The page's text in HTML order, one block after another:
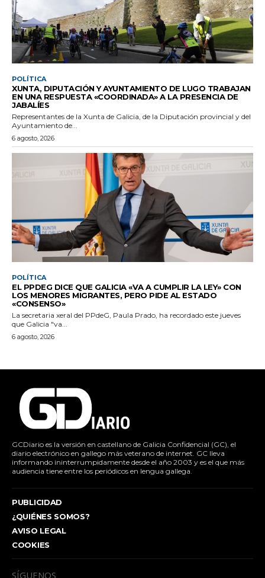
POLÍTICA
XUNTA, DIPUTACIÓN Y AYUNTAMIENTO DE LUGO TRABAJAN
EN UNA RESPUESTA «COORDINADA» A LA PRESENCIA DE
JABALÍES
Representantes de la Xunta de Galicia, de la Diputación provincial y del
Ayuntamiento de...
6 agosto, 2026
POLÍTICA
EL PPDEG DICE QUE GALICIA «VA A CUMPLIR LA LEY» CON
LOS MENORES MIGRANTES, PERO PIDE AL ESTADO
«CONSENSO»
La secretaria xeral del PPdeG, Paula Prado, ha recordado este jueves
que Galicia "va...
6 agosto, 2026
GCDiario es la versión en castellano de Galicia Confidencial (GC), el
diario electrónico en gallego más veterano de internet. GC lleva
informando ininterrumpidamente desde el año 2003 y es el que más
audiencia tiene entre los periódicos en lengua gallega.
PUBLICIDAD
¿QUIÉNES SOMOS?
AVISO LEGAL
COOKIES
SÍGUENOS